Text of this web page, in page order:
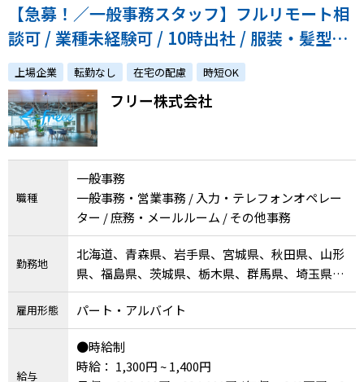
【急募！／一般事務スタッフ】フルリモート相
談可 / 業種未経験可 / 10時出社 / 服装・髪型自
由 / 風通しの良い社風 / 研修あり/ ゼネラルパ
ートナーズ経由で複数名のご入社実績あり♪
上場企業 転勤なし 在宅の配慮 時短OK
フリー株式会社
職種
一般事務
一般事務・営業事務 / 入力・テレフォンオペレー
ター / 庶務・メールルーム / その他事務
勤務地
北海道、青森県、岩手県、宮城県、秋田県、山形
県、福島県、茨城県、栃木県、群馬県、埼玉県、
千葉県、東京都、神奈川県、新潟県、富山県、石
川県、福井県、山梨県、長野県、岐阜県、静岡
県、愛知県、三重県、滋賀県、京都府、大阪府、
兵庫県、奈良県、和歌山県、鳥取県、島根県、岡
山県、広島県、山口県、徳島県、香川県、愛媛
雇用形態 パート・アルバイト
給与
●時給制
時給： 1,300円 ~ 1,400円